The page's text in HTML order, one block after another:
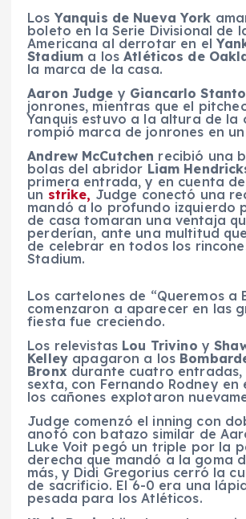
Los Yanquis de Nueva York
boleto en la Serie Divisional de
Americana al derrotar en el
Stadium a losAtléticos de
la marca de la casa.
Aaron Judge y Giancarlo
jonrones, mientras que el
Yanquis estuvo a la altura de la
rompió marca de jonrones en
Andrew McCutchen recibió una
bolas del abridor Liam
primera entrada, y en cuenta
un strike, Judge conectó una
mandó a lo profundo izquierdo
de casa tomaran una ventaja
perderían, ante una multitud
de celebrar en todos los
Stadium.
Los cartelones de “Queremos a
comenzaron a aparecer en las
fiesta fue creciendo.
Los relevistas Lou Trivino y
Kelleyapagaron a los
Bronx durante cuatro entradas,
sexta, con Fernando Rodney en
los cañones explotaron
Judge comenzó el inning con
anotó con batazo similar de
Luke Voit pegó un triple por la
derecha que mandó a la goma
más, y Didi Gregorius cerró la
de sacrificio. El 6-0 era una
pesada para los Atléticos.